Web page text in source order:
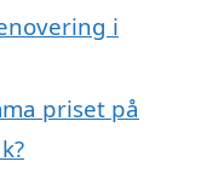
i
priset på